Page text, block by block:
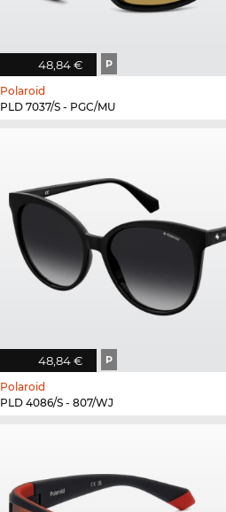
48,84 € P
Polaroid
PLD 7037/S - PGC/MU
48,84 € P
Polaroid
PLD 4086/S - 807/WJ